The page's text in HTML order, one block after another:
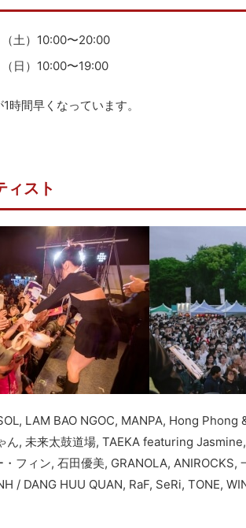
土）10:00〜20:00
日）10:00〜19:00
時間早くなっています。
ィスト
LAM BAO NGOC, MANPA, Hong
ん, 未来太鼓道場, TAEKA featuring
フィン, 石田優美, GRANOLA, ANIROCKS,
/ DANG HUU QUAN, RaF, SeRi, TONE,